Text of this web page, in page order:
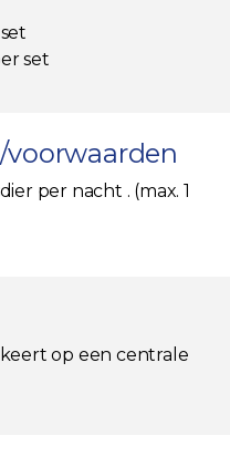
set
per nacht . (max. 1
op een centrale